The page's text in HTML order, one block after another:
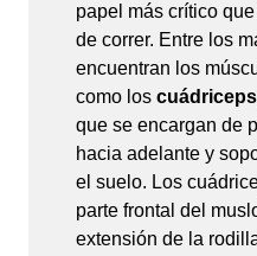
papel más crítico
de correr. Entre los
encuentran los
como los cuádriceps
que se encargan de
hacia adelante y
el suelo. Los
parte frontal del
extensión de la